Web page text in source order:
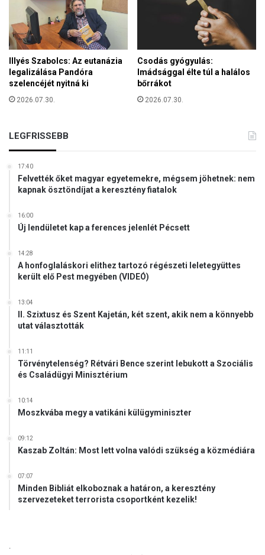
l
i
a
i
d
r
á
r
e
n
h
e
z
é
s
m
a
g
h
Illyés Szabolcs: Az eutanázia
legalizálása Pandóra
szelencéjét nyitná ki
2026.07.30.
Csodás gyógyulás:
Imádsággal élte túl a halálos
bőrrákot
2026.07.30.
LEGFRISSEBB
17:40
Felvették őket magyar egyetemekre, mégsem jöhetnek: nem
kapnak ösztöndíjat a keresztény fiatalok
16:00
Új lendületet kap a ferences jelenlét Pécsett
14:28
A honfoglaláskori elithez tartozó régészeti leletegyüttes
került elő Pest megyében (VIDEÓ)
13:04
II. Szixtusz és Szent Kajetán, két szent, akik nem a könnyebb
utat választották
11:11
Törvénytelenség? Rétvári Bence szerint lebukott a Szociális
és Családügyi Minisztérium
10:14
Moszkvába megy a vatikáni külügyminiszter
09:12
Kaszab Zoltán: Most lett volna valódi szükség a közmédiára
07:07
Minden Bibliát elkoboznak a határon, a keresztény
szervezeteket terrorista csoportként kezelik!
.